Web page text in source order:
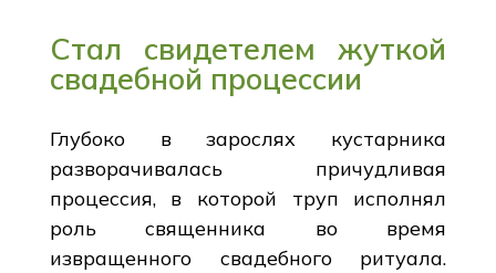
Стал свидетелем жуткой
свадебной процессии
Глубоко в зарослях кустарника
разворачивалась причудливая
процессия, в которой труп исполнял
роль священника во время
извращенного свадебного ритуала.